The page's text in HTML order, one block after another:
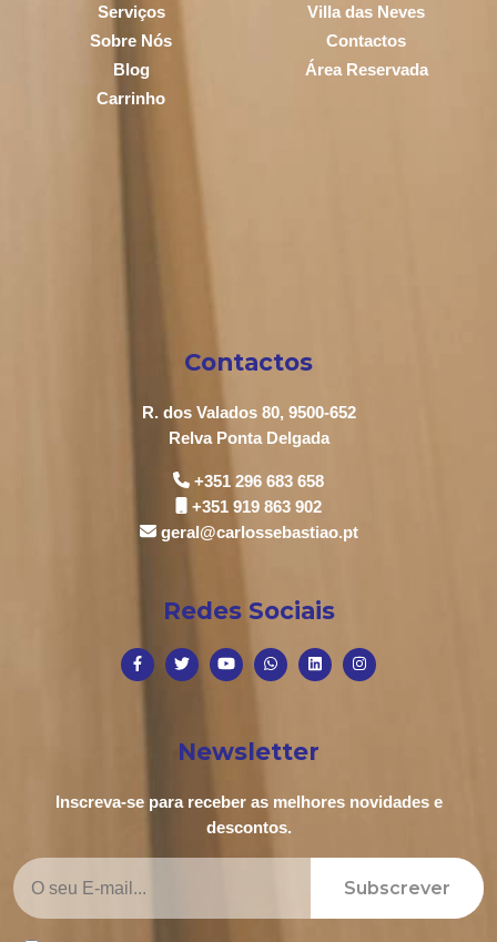
Serviços
Villa das Neves
Sobre Nós
Contactos
Blog
Área Reservada
Carrinho
Contactos
R. dos Valados 80, 9500-652
Relva Ponta Delgada
+351 296 683 658
+351 919 863 902
geral@carlossebastiao.pt
Redes Sociais
Newsletter
Inscreva-se para receber as melhores novidades e
descontos.
Subscrever